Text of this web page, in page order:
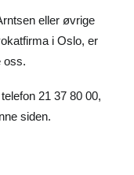
eller øvrige
i Oslo, er
oss.
21 37 80 00,
siden.